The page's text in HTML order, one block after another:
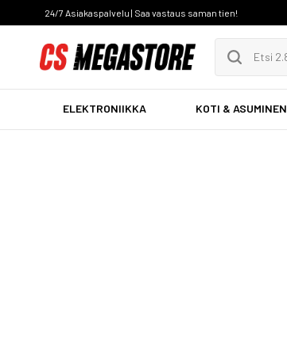
24/7 Asiakaspalvelu | Saa vastaus saman tien!
ELEKTRONIIKKA KOTI & ASUMINEN